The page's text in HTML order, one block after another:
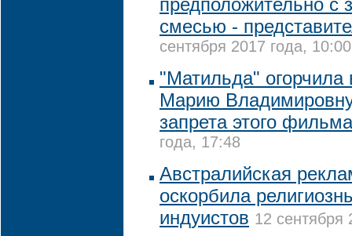
предположительно с
смесью -
сентября 2017 года, 10:00
"Матильда" огорчила
Марию
запрета этого фильма
года, 17:48
Австралийская
оскорбила
индуистов 12 сентября